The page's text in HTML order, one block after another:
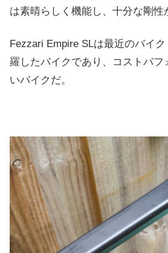
は素晴らしく機能し、十分な剛性
Fezzari Empire SLは最近のバイ
羅したバイクであり、コストパフ
いバイクだ。